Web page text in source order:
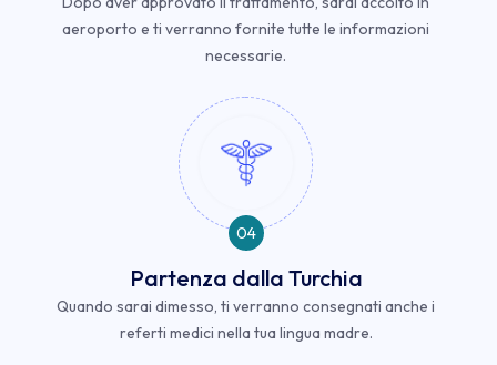
aeroporto e ti verranno fornite tutte le informazioni
necessarie.
04
Partenza dalla Turchia
Quando sarai dimesso, ti verranno consegnati anche i
referti medici nella tua lingua madre.